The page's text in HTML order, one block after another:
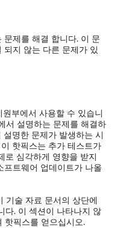
제를 해결 합니다. 이 문
지 않는 다른 문제가 있
부에서 사용할 수 있습니
서 설명하는 문제를 해결하
명한 문제가 발생하는 시
핫픽스는 추가 테스트가
로 심각하게 영향을 받지
트웨어 업데이트가 나올
기술 자료 문서의 상단에
다. 이 섹션이 나타나지 않
핫픽스를 얻으십시오.